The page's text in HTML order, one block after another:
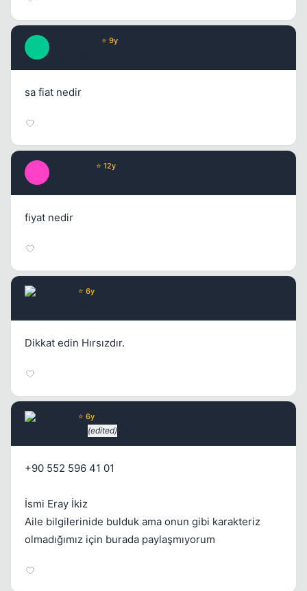
⭐ 9y
sa fiat nedir
⭐ 12y
fiyat nedir
⭐ 6y
Dikkat edin Hırsızdır.
⭐ 6y
(edited)
+90 552 596 41 01
İsmi Eray İkiz
Aile bilgilerinide bulduk ama onun gibi karakteriz
olmadığımız için burada paylaşmıyorum